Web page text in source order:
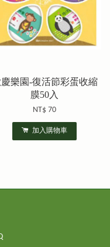
樂園-復活節彩蛋收縮
膜50入
NT$ 70
加入購物車